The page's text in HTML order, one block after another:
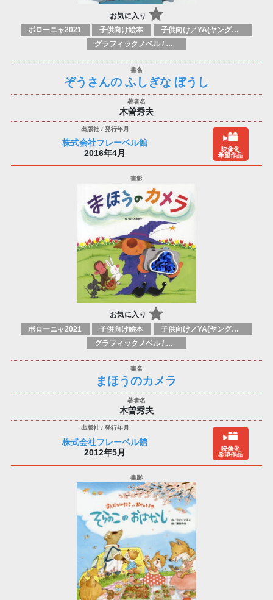
お気に入り
ボローニャ2021 子供向け絵本
子供向け／YA(ヤングアダルト)向け一般：芸術&芸術家
グラフィックノベル / コミックブック / 漫画：スタイル / 伝統
ぞうさんの ふしぎな ぼうし
木曽秀夫
株式会社フレーベル館
2016年4月
映像化
希望作品
お気に入り
ボローニャ2021 子供向け絵本
子供向け／YA(ヤングアダルト)向け一般：芸術&芸術家
グラフィックノベル / コミックブック / 漫画：スタイル / 伝統
まほうのカメラ
木曽秀夫
株式会社フレーベル館
2012年5月
映像化
希望作品